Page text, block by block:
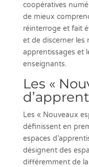
coopératives
de mieux
réinterroge et fait
et de discerner les
apprentissages et
enseignants.
Les «
Les « Nouveaux
définissent en
espaces
désignent des
différemment de